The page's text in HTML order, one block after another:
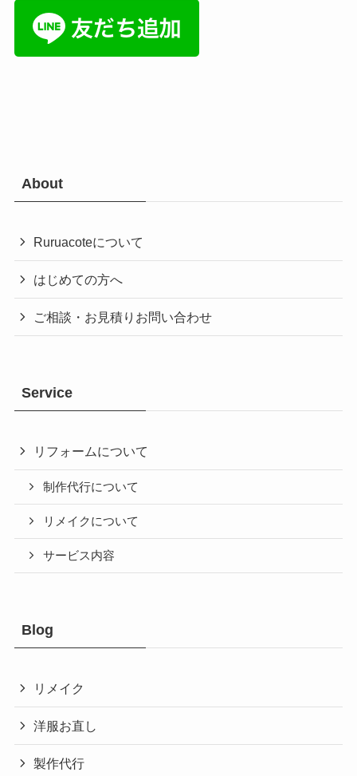
About
Ruruacoteについて
はじめての方へ
ご相談・お見積りお問い合わせ
Service
リフォームについて
制作代行について
リメイクについて
サービス内容
Blog
リメイク
洋服お直し
製作代行